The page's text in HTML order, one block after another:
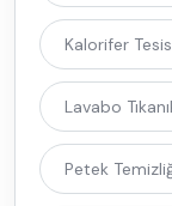
Kalorifer
Lavabo
Petek